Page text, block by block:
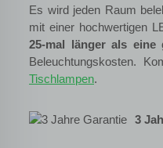
Es wird jeden Raum
mit einer hochwertigen
25-mal länger als eine
Beleuchtungskosten.
Tischlampen.
3